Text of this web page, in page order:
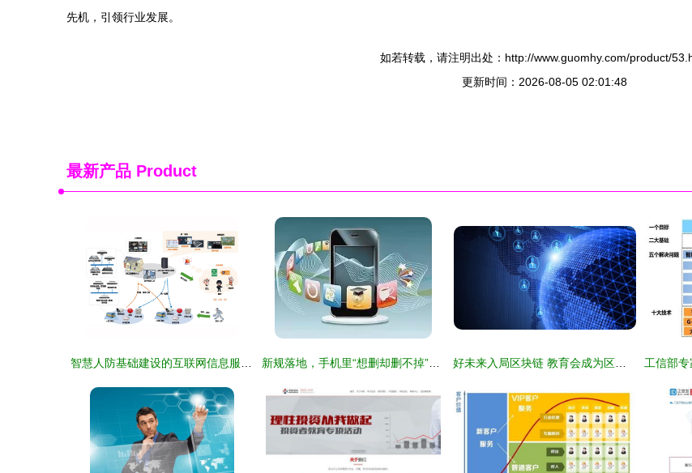
先机，引领行业发展。
如若转载，请注明出处：http://www.guomhy.com/product/
更新时间：2026-08-05 02:01:48
最新产品 Product